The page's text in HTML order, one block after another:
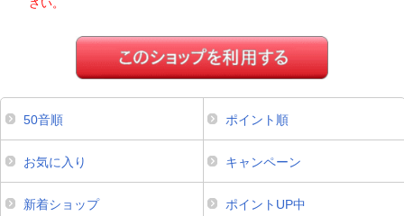
さい。
50音順 ポイント順
お気に入り キャンペーン
新着ショップ ポイントUP中